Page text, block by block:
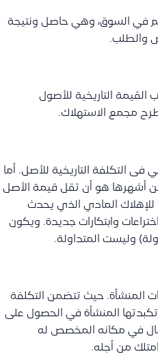
في السوق، وهي حاصل ونتيجة
والطلب.
التاريخية للأصول
مجمع الاستهلاك.
فى التكلفة التاريخية للأصل. أما
أشهرها هو أن تقل قيمة الأصل
للإهلاك المادي الذي يحدث
وابتكارات جديدة. ويكون
وليست المتداولة.
حيث تتضمن التكلفة
المنشأة في الحصول على
في مكانه المخصص له
من أجله.